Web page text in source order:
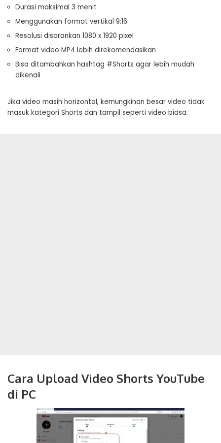
Durasi maksimal 3 menit
Menggunakan format vertikal 9:16
Resolusi disarankan 1080 x 1920 pixel
Format video MP4 lebih direkomendasikan
Bisa ditambahkan hashtag #Shorts agar lebih mudah
dikenali
Jika video masih horizontal, kemungkinan besar video tidak
masuk kategori Shorts dan tampil seperti video biasa.
Cara Upload Video Shorts YouTube
di PC